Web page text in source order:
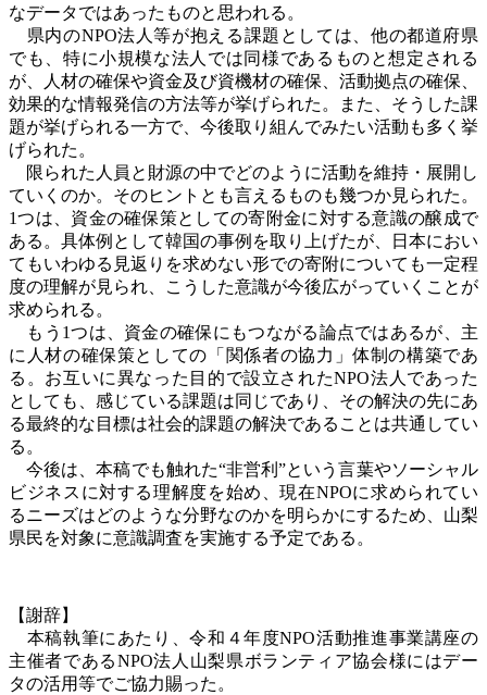
なデータではあったものと思われる。
県内のNPO法人等が抱える課題としては、他の都道府県
でも、特に小規模な法人では同様であるものと想定される
が、人材の確保や資金及び資機材の確保、活動拠点の確保、
効果的な情報発信の方法等が挙げられた。また、そうした課
題が挙げられる一方で、今後取り組んでみたい活動も多く挙
げられた。
限られた人員と財源の中でどのように活動を維持・展開し
ていくのか。そのヒントとも言えるものも幾つか見られた。
1つは、資金の確保策としての寄附金に対する意識の醸成で
ある。具体例として韓国の事例を取り上げたが、日本におい
てもいわゆる見返りを求めない形での寄附についても一定程
度の理解が見られ、こうした意識が今後広がっていくことが
求められる。
もう 1つは、資金の確保にもつながる論点ではあるが、主
に人材の確保策としての「関係者の協力」体制の構築であ
る。お互いに異なった目的で設立されたNPO法人であった
としても、感じている課題は同じであり、その解決の先にあ
る最終的な目標は社会的課題の解決であることは共通してい
る。
今後は、本稿でも触れた“非営利”という言葉やソーシャル
ビジネスに対する理解度を始め、現在NPOに求められてい
るニーズはどのような分野なのかを明らかにするため、山梨
県民を対象に意識調査を実施する予定である。
【謝辞】
本稿執筆にあたり、令和４年度NPO活動推進事業講座の
主催者であるNPO法人山梨県ボランティア協会様にはデー
タの活用等でご協力賜った。